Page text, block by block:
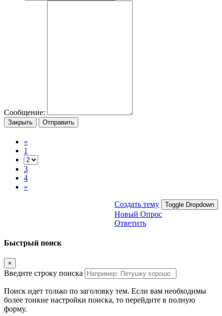
Сообщение:
Закрыть Отправить
«
1
3
4
»
Создать тему Toggle Dropdown
Новый Опрос
Ответить
Быстрый поиск
×
Введите строку поиска
Поиск идет только по заголовку тем. Если вам необходимы
более тонкие настройки поиска, то перейдите в полную
форму.